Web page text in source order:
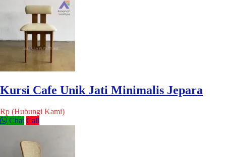
Kursi Cafe Unik Jati Minimalis Jepara
Rp (Hubungi Kami)
Chat Call